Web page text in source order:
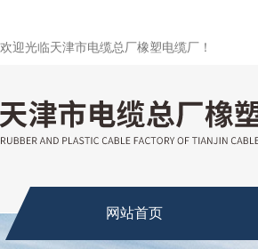
欢迎光临天津市电缆总厂橡塑电缆厂！
网站首页